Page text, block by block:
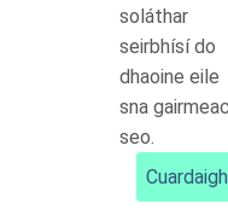
soláthar
seirbhísí do
dhaoine eile
sna
seo.